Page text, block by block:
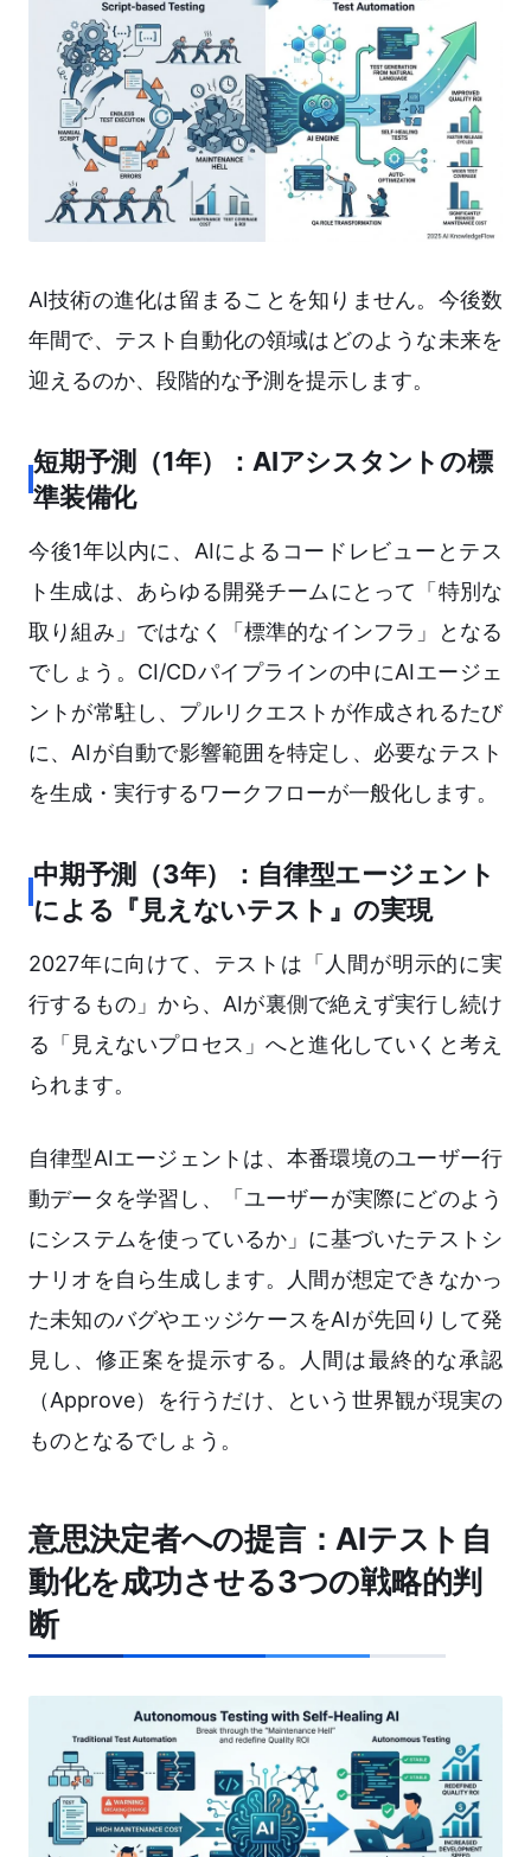
AI技術の進化は留まることを知りません。今後数
年間で、テスト自動化の領域はどのような未来を
迎えるのか、段階的な予測を提示します。
短期予測（1年）：AIアシスタントの標
準装備化
今後1年以内に、AIによるコードレビューとテス
ト生成は、あらゆる開発チームにとって「特別な
取り組み」ではなく「標準的なインフラ」となる
でしょう。CI/CDパイプラインの中にAIエージェ
ントが常駐し、プルリクエストが作成されるたび
に、AIが自動で影響範囲を特定し、必要なテスト
を生成・実行するワークフローが一般化します。
中期予測（3年）：自律型エージェント
による『見えないテスト』の実現
2027年に向けて、テストは「人間が明示的に実
行するもの」から、AIが裏側で絶えず実行し続け
る「見えないプロセス」へと進化していくと考え
られます。
自律型AIエージェントは、本番環境のユーザー行
動データを学習し、「ユーザーが実際にどのよう
にシステムを使っているか」に基づいたテストシ
ナリオを自ら生成します。人間が想定できなかっ
た未知のバグやエッジケースをAIが先回りして発
見し、修正案を提示する。人間は最終的な承認
（Approve）を行うだけ、という世界観が現実の
ものとなるでしょう。
意思決定者への提言：AIテスト自
動化を成功させる3つの戦略的判
断